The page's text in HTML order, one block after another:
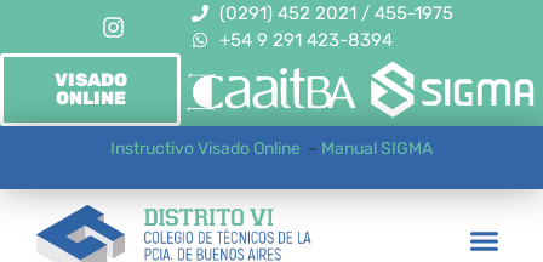
(0291) 452 2021 / 455-1975
+54 9 291 423-8394
VISADO
ONLINE
Instructivo Visado Online – Manual SIGMA